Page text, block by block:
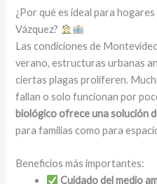
¿Por qué es ideal para
Vázquez?
Las condiciones de
verano, estructuras urbanas
ciertas plagas proliferen.
fallan o solo funcionan por
biológico ofrece una solución
para familias como para
Beneficios más importantes:
Cuidado del medio